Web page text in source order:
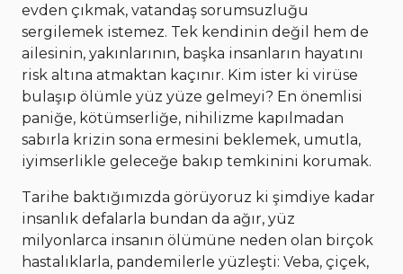
evden çıkmak, vatandaş sorumsuzluğu
sergilemek istemez. Tek kendinin değil hem de
ailesinin, yakınlarının, başka insanların hayatını
risk altına atmaktan kaçınır. Kim ister ki virüse
bulaşıp ölümle yüz yüze gelmeyi? En önemlisi
paniğe, kötümserliğe, nihilizme kapılmadan
sabırla krizin sona ermesini beklemek, umutla,
iyimserlikle geleceğe bakıp temkinini korumak.
Tarihe baktığımızda görüyoruz ki şimdiye kadar
insanlık defalarla bundan da ağır, yüz
milyonlarca insanın ölümüne neden olan birçok
hastalıklarla, pandemilerle yüzleşti: Veba, çiçek,